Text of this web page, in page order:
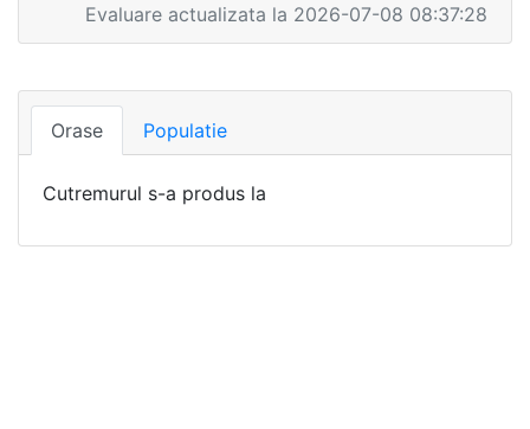
Evaluare actualizata la 2026-07-08 08:37:28
Orase Populatie
Cutremurul s-a produs la